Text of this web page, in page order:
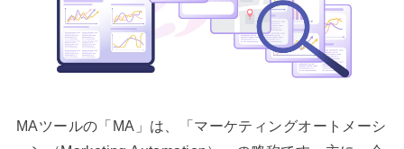
MAツールの「MA」は、「マーケティングオートメーシ